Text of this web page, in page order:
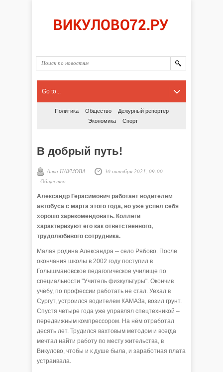
Go to...
Политика Общество
Дежурный репортер
Экономика
Спорт
В добрый путь!
Анна НАУМОВА
30 октября 2021, 09:00
- Общество
Александр Герасимович работает водителем
автобуса с марта этого года, но уже успел себя
хорошо зарекомендовать. Коллеги
характеризуют его как ответственного,
трудолюбивого сотрудника.
Малая родина Александра -- село Рябово. После
окончания школы в 2002 году поступил в
Голышмановское педагогическое училище по
специальности "Учитель физкультуры". Окончив
учёбу, по профессии работать не стал. Уехал в
Сургут, устроился водителем КАМАЗа, возил грунт.
Спустя четыре года уже управлял спецтехникой –
передвижным компрессором. На нём отработал
десять лет. Трудился вахтовым методом и всегда
мечтал найти работу по месту жительства, в
Викулово, чтобы и к душе была, и заработная плата
устраивала.